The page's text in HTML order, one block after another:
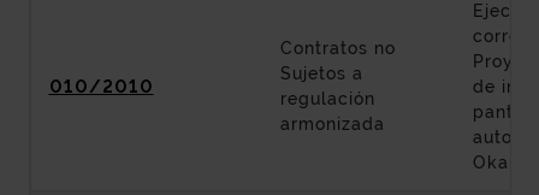
010/2010
Contratos no
Sujetos a
regulación
armonizada
de